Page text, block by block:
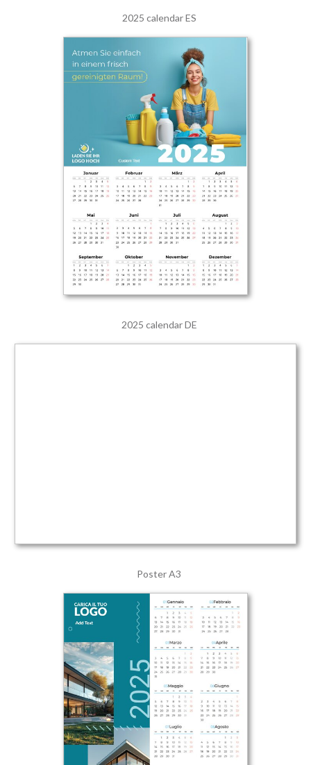
2025 calendar ES
2025 calendar DE
Poster A3